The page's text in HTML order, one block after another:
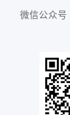
微信公众号